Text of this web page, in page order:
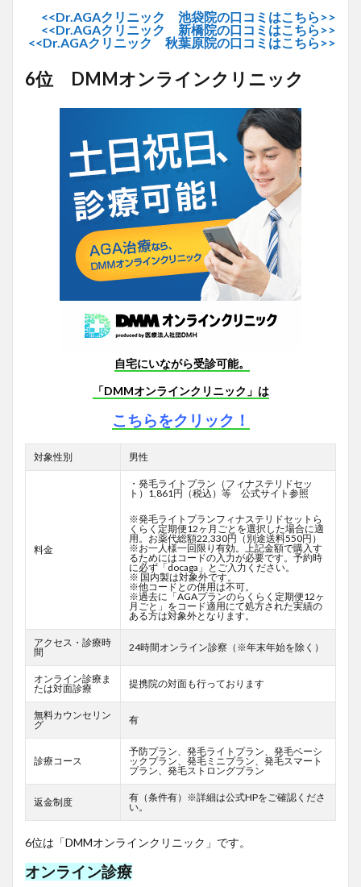
<<Dr.AGAクリニック 池袋院の口コミはこちら>>
<<Dr.AGAクリニック 新橋院の口コミはこちら>>
<<Dr.AGAクリニック 秋葉原院の口コミはこちら>>
6位 DMMオンラインクリニック
自宅にいながら受診可能。
「DMMオンラインクリニック」は
こちらをクリック！
対象性別 男性
料金
・発毛ライトプラン（フィナステリドセッ
ト）1,861円（税込）等 公式サイト参照
※発毛ライトプランフィナステリドセットら
くらく定期便12ヶ月ごとを選択した場合に適
用。お薬代総額22,330円（別途送料550円）
※お一人様一回限り有効。上記金額で購入す
るためにはコードの入力が必要です。予約時
に必ず「docaga」とご入力ください。
※ 国内製は対象外です。
※他コードとの併用は不可。
※過去に「AGAプランのらくらく定期便12ヶ
月ごと」をコード適用にて処方された実績の
ある方は対象外となります。
アクセス・診療時
間
24時間オンライン診察（※年末年始を除く）
オンライン診療ま
たは対面診療
提携院の対面も行っております
無料カウンセリン
グ
有
診療コース
予防プラン、発毛ライトプラン、発毛ベーシ
ックプラン、発毛ミニプラン、発毛スマート
プラン、発毛ストロングプラン
返金制度
有（条件有）※詳細は公式HPをご確認くださ
い。
6位は「DMMオンラインクリニック」です。
オンライン診療